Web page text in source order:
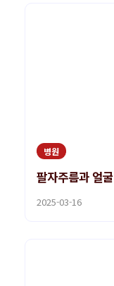
병원
팔자주름과 얼
2025-03-16